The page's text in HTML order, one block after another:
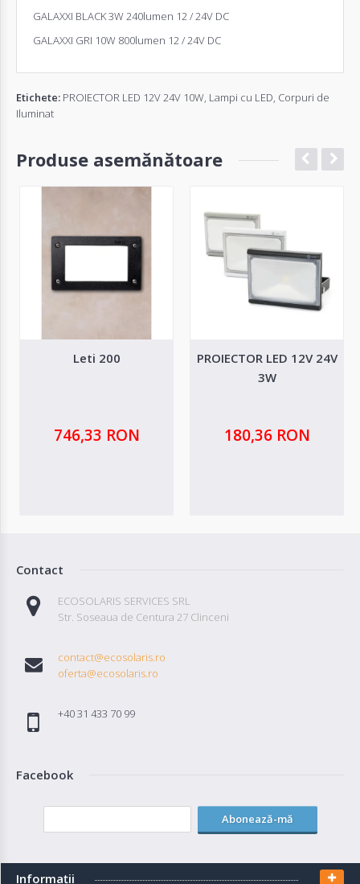
GALAXXI BLACK 3W 240lumen 12 / 24V DC
GALAXXI GRI 10W 800lumen 12 / 24V DC
Etichete: PROIECTOR LED 12V 24V 10W Lampi cu LED Corpuri de
Iluminat
Produse asemănătoare
Leti 200
746,33 RON
PROIECTOR LED 12V 24V
3W
180,36 RON
Contact
ECOSOLARIS SERVICES SRL
Str. Soseaua de Centura 27 Clinceni
contact@ecosolaris.ro
oferta@ecosolaris.ro
+40 31 433 70 99
Facebook
Abonează-mă
Informaţii